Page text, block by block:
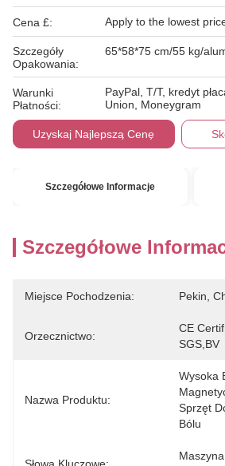
Cena £: Apply to the lowest
Szczegóły
Opakowania:
65*58*75 cm/55 kg/
Warunki
Płatności:
PayPal, T/T, kredyt
Union, Moneygram
Uzyskaj Najlepszą Cenę
Szczegółowe Informacje
Szczegółowe
Miejsce Pochodzenia: Pekin,
Orzecznictwo:
CE
SGS,BV
Nazwa Produktu:
Wysoka
Sprzęt
Bólu